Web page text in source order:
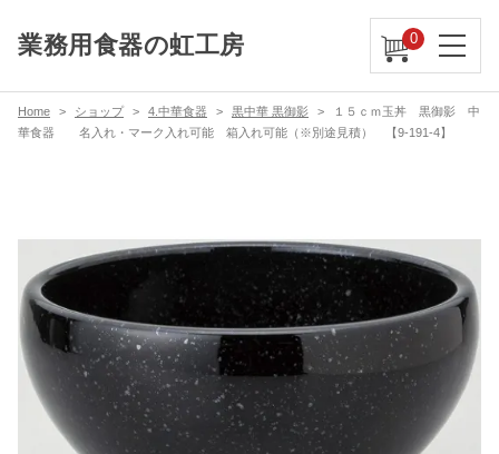
業務用食器の虹工房 0
Home ショップ 4.中華食器 黒中華 黒御影
１５ｃｍ玉丼 黒御影 中
華食器 名入れ・マーク入れ可能 箱入れ可能（※別途見積） 【9-191-4】